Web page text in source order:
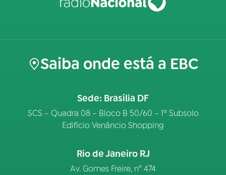
Saiba onde está a EBC
Sede: Brasília DF
SCS – Quadra 08 – Bloco B 50/60 – 1º Subsolo
Edifício Venâncio Shopping
Rio de Janeiro RJ
Av. Gomes Freire, n° 474